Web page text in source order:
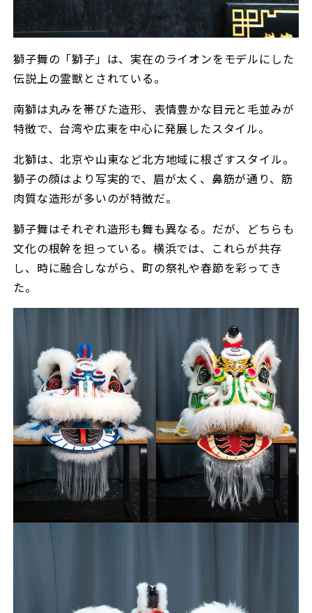
獅子舞の「獅子」は、実在のライオンをモデルにした
伝説上の霊獣とされている。
南獅は丸みを帯びた造形、表情豊かな目元と毛並みが
特徴で、台湾や広東を中心に発展したスタイル。
北獅は、北京や山東など北方地域に根ざすスタイル。
獅子の顔はより写実的で、眉が太く、鼻筋が通り、筋
肉質な造形が多いのが特徴だ。
獅子舞はそれぞれ造形も舞も異なる。だが、どちらも
文化の根幹を担っている。横浜では、これらが共存
し、時に融合しながら、町の祭礼や春節を彩ってき
た。